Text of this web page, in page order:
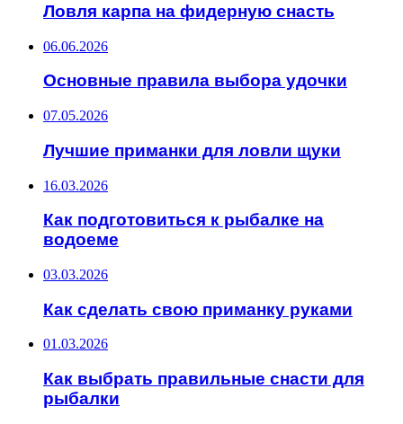
Ловля карпа на фидерную снасть
06.06.2026
Основные правила выбора удочки
07.05.2026
Лучшие приманки для ловли щуки
16.03.2026
Как подготовиться к рыбалке на
водоеме
03.03.2026
Как сделать свою приманку руками
01.03.2026
Как выбрать правильные снасти для
рыбалки